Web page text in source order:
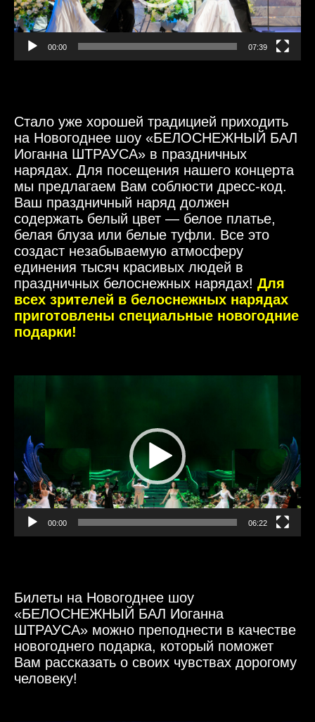
00:00 07:39
Стало уже хорошей традицией приходить
на Новогоднее шоу «БЕЛОСНЕЖНЫЙ БАЛ
Иоганна ШТРАУСА» в праздничных
нарядах. Для посещения нашего концерта
мы предлагаем Вам соблюсти дресс-код.
Ваш праздничный наряд должен
содержать белый цвет — белое платье,
белая блуза или белые туфли. Все это
создаст незабываемую атмосферу
единения тысяч красивых людей в
праздничных белоснежных нарядах! Для
всех зрителей в белоснежных нарядах
приготовлены специальные новогодние
подарки!
00:00 06:22
Билеты на Новогоднее шоу
«БЕЛОСНЕЖНЫЙ БАЛ Иоганна
ШТРАУСА» можно преподнести в качестве
новогоднего подарка, который поможет
Вам рассказать о своих чувствах дорогому
человеку!